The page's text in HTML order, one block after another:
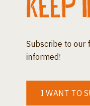
Keep
Subscribe to our
informed!
I WANT TO